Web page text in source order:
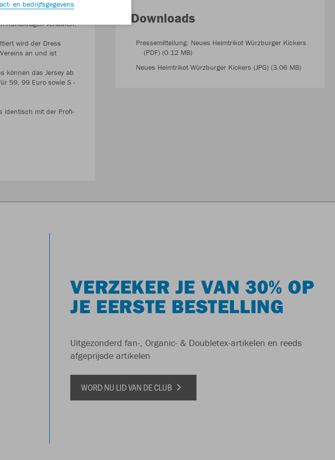
sich die
Rundkragen verlaufen.
wird der Dress
an und ist
können das Jersey ab
59, 99 Euro sowie S -
identisch mit der Profi-
Downloads
Pressemitteilung: Neues Heimtrikot Würzburger Kickers
(PDF) (0.12 MB)
Neues Heimtrikot Würzburger Kickers (JPG) (3.06 MB)
VERZEKER JE VAN 30% OP
JE EERSTE BESTELLING
Uitgezonderd fan-, Organic- & Doubletex-artikelen en reeds
afgeprijsde artikelen
WORD NU LID VAN DE CLUB
en bedrijfsgegevens